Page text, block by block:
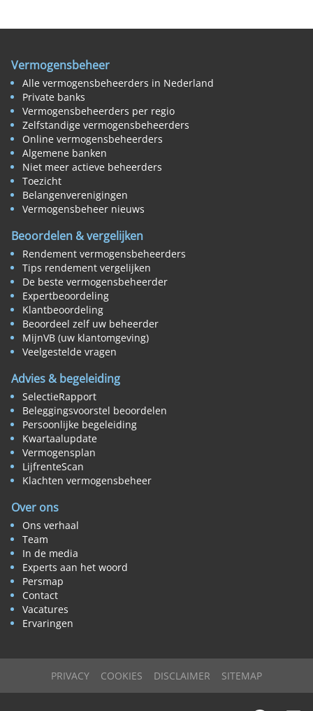
Vermogensbeheer
Alle vermogensbeheerders in Nederland
Private banks
Vermogensbeheerders per regio
Zelfstandige vermogensbeheerders
Online vermogensbeheerders
Algemene banken
Niet meer actieve beheerders
Toezicht
Belangenverenigingen
Vermogensbeheer nieuws
Beoordelen & vergelijken
Rendement vermogensbeheerders
Tips rendement vergelijken
De beste vermogensbeheerder
Expertbeoordeling
Klantbeoordeling
Beoordeel zelf uw beheerder
MijnVB (uw klantomgeving)
Veelgestelde vragen
Advies & begeleiding
SelectieRapport
Beleggingsvoorstel beoordelen
Persoonlijke begeleiding
Kwartaalupdate
Vermogensplan
LijfrenteScan
Klachten vermogensbeheer
Over ons
Ons verhaal
Team
In de media
Experts aan het woord
Persmap
Contact
Vacatures
Ervaringen
PRIVACY COOKIES DISCLAIMER SITEMAP